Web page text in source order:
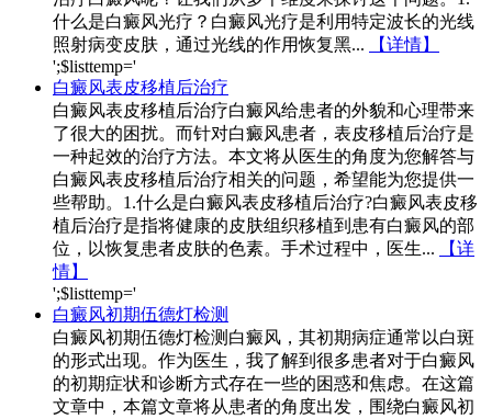
什么是白癜风光疗？白癜风光疗是利用特定波长的光线
照射病变皮肤，通过光线的作用恢复黑...
【详情】
';$listtemp='
白癜风表皮移植后治疗
白癜风表皮移植后治疗白癜风给患者的外貌和心理带来
了很大的困扰。而针对白癜风患者，表皮移植后治疗是
一种起效的治疗方法。本文将从医生的角度为您解答与
白癜风表皮移植后治疗相关的问题，希望能为您提供一
些帮助。1.什么是白癜风表皮移植后治疗?白癜风表皮移
植后治疗是指将健康的皮肤组织移植到患有白癜风的部
位，以恢复患者皮肤的色素。手术过程中，医生...
【详
情】
';$listtemp='
白癜风初期伍德灯检测
白癜风初期伍德灯检测白癜风，其初期病症通常以白斑
的形式出现。作为医生，我了解到很多患者对于白癜风
的初期症状和诊断方式存在一些的困惑和焦虑。在这篇
文章中，本篇文章将从患者的角度出发，围绕白癜风初